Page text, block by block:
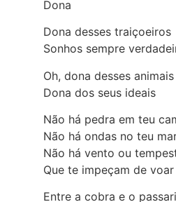
Dona
Dona desses traiçoeiros
Sonhos sempre
Oh, dona desses animais
Dona dos seus ideais
Não há pedra em teu
Não há ondas no teu
Não há vento ou
Que te impeçam de voar
Entre a cobra e o